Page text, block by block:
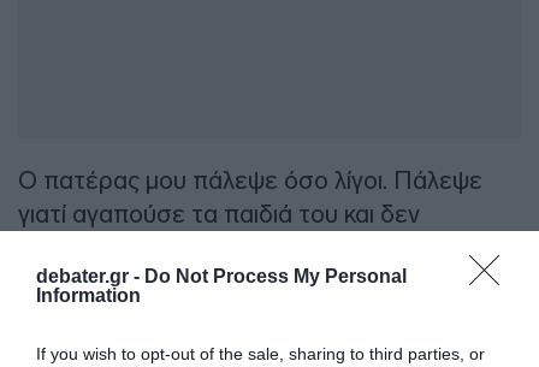
debater.gr - Do Not Process My Personal
Information
If you wish to opt-out of the sale, sharing to third parties, or
Ο πατέρας μου πάλεψε όσο λίγοι. Πάλεψε
γιατί αγαπούσε τα παιδιά του και δεν
πολλές φορές στη ζωή του από ανθρώπους
κράτησε κακία. Μας έμαθε να ζούμε με